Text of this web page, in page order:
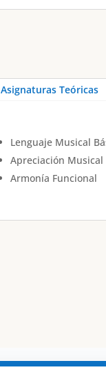
Asignaturas Teóricas
Lenguaje Musical
Apreciación Musical
Armonía Funcional